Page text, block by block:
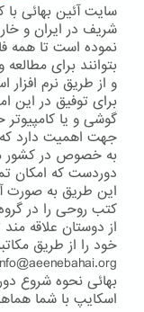
سایت آئین بهائی
شریف در ایران و
نموده است تا همه
بتوانند برای
و از طریق نرم
برای توفیق در این
گوشی و یا
جهت اهمیت دارد که
به خصوص در کشور
دوردست که امکان
این طریق به صورت
کتب روحی را در
از دوستان علاقه
خود را از طریق
بهائی نحوه شروع
اسکایپ با شما